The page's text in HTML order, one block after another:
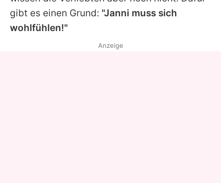
gibt es einen Grund: "Janni muss sich
wohlfühlen!"
Anzeige